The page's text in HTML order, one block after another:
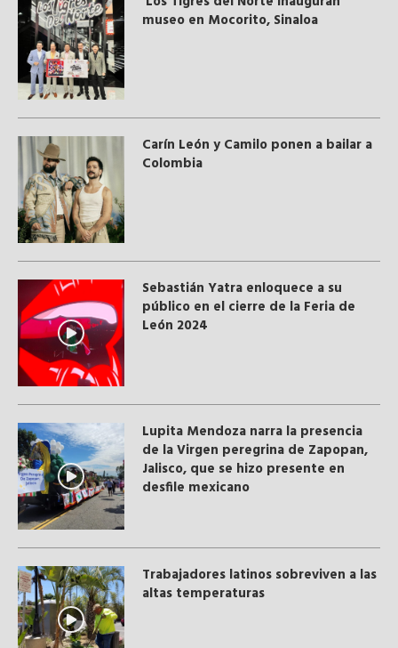
museo en Mocorito, Sinaloa
Carín León y Camilo ponen a bailar a
Colombia
Sebastián Yatra enloquece a su
público en el cierre de la Feria de
León 2024
Lupita Mendoza narra la presencia
de la Virgen peregrina de Zapopan,
Jalisco, que se hizo presente en
desfile mexicano
Trabajadores latinos sobreviven a las
altas temperaturas